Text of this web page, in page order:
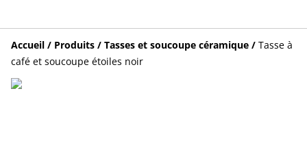
Accueil / Produits / Tasses et soucoupe céramique / Tasse à
café et soucoupe étoiles noir